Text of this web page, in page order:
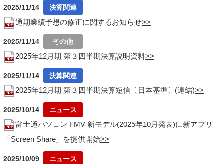
2025/11/14
通期業績予想の修正に関するお知らせ
2025/11/14
2025年12月期 第３四半期決算説明資料
2025/11/14
2025年12月期 第３四半期決算短信〔日本基準〕(連結)
2025/10/14
富士通パソコン FMV 新モデル(2025年10月発表)に新アプリ
「Screen Share」を提供開始
2025/10/09